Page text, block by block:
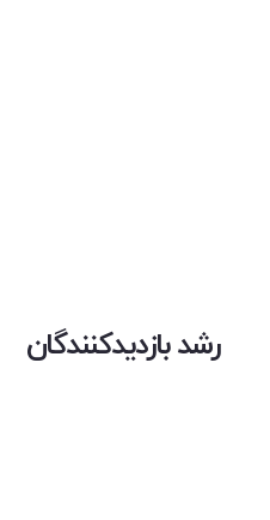
رشد بازدیدکنندگان